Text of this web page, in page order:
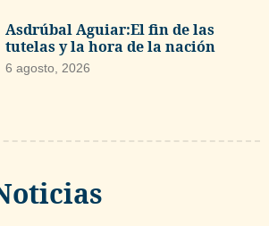
Asdrúbal Aguiar:El fin de las
tutelas y la hora de la nación
6 agosto, 2026